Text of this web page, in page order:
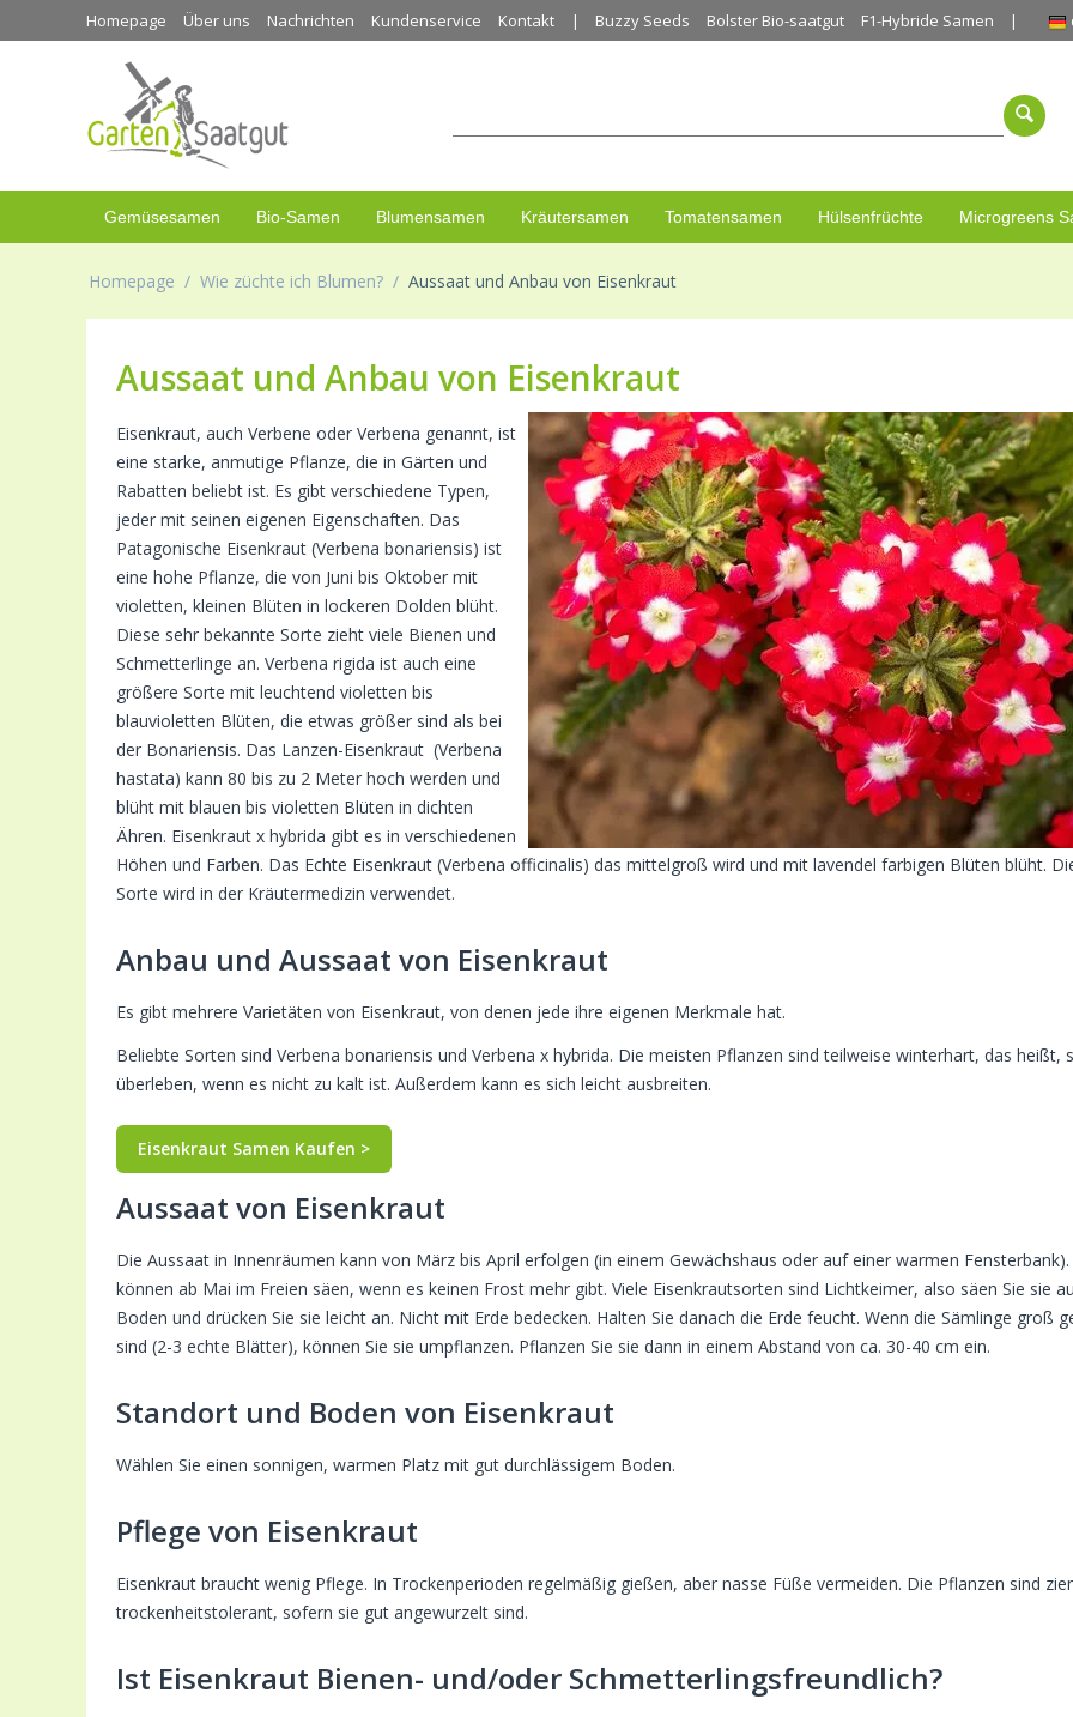
Homepage Über uns Nachrichten Kundenservice Kontakt Buzzy Seeds Bolster Bio-saatgut F1-Hybride Samen
Gemüsesamen Bio-Samen Blumensamen Kräutersamen Tomatensamen Hülsenfrüchte Microgreens
Homepage / Wie züchte ich Blumen? / Aussaat und Anbau von Eisenkraut
Aussaat und Anbau von Eisenkraut
Eisenkraut, auch Verbene oder Verbena genannt, ist
eine starke, anmutige Pflanze, die in Gärten und
Rabatten beliebt ist. Es gibt verschiedene Typen,
jeder mit seinen eigenen Eigenschaften. Das
Patagonische Eisenkraut (Verbena bonariensis) ist
eine hohe Pflanze, die von Juni bis Oktober mit
violetten, kleinen Blüten in lockeren Dolden blüht.
Diese sehr bekannte Sorte zieht viele Bienen und
Schmetterlinge an. Verbena rigida ist auch eine
größere Sorte mit leuchtend violetten bis
blauvioletten Blüten, die etwas größer sind als bei
der Bonariensis. Das Lanzen-Eisenkraut (Verbena
hastata) kann 80 bis zu 2 Meter hoch werden und
blüht mit blauen bis violetten Blüten in dichten
Ähren. Eisenkraut x hybrida gibt es in verschiedenen
Höhen und Farben. Das Echte Eisenkraut (Verbena officinalis) das mittelgroß wird und mit lavendel farbigen Blüten blüht.
Sorte wird in der Kräutermedizin verwendet.
Anbau und Aussaat von Eisenkraut
Es gibt mehrere Varietäten von Eisenkraut, von denen jede ihre eigenen Merkmale hat.
Beliebte Sorten sind Verbena bonariensis und Verbena x hybrida. Die meisten Pflanzen sind teilweise winterhart, das heißt,
überleben, wenn es nicht zu kalt ist. Außerdem kann es sich leicht ausbreiten.
Eisenkraut Samen Kaufen >
Aussaat von Eisenkraut
Die Aussaat in Innenräumen kann von März bis April erfolgen (in einem Gewächshaus oder auf einer warmen Fensterbank).
können ab Mai im Freien säen, wenn es keinen Frost mehr gibt. Viele Eisenkrautsorten sind Lichtkeimer, also säen Sie sie
Boden und drücken Sie sie leicht an. Nicht mit Erde bedecken. Halten Sie danach die Erde feucht. Wenn die Sämlinge groß
sind (2-3 echte Blätter), können Sie sie umpflanzen. Pflanzen Sie sie dann in einem Abstand von ca. 30-40 cm ein.
Standort und Boden von Eisenkraut
Wählen Sie einen sonnigen, warmen Platz mit gut durchlässigem Boden.
Pflege von Eisenkraut
Eisenkraut braucht wenig Pflege. In Trockenperioden regelmäßig gießen, aber nasse Füße vermeiden. Die Pflanzen sind
trockenheitstolerant, sofern sie gut angewurzelt sind.
Ist Eisenkraut Bienen- und/oder Schmetterlingsfreundlich?